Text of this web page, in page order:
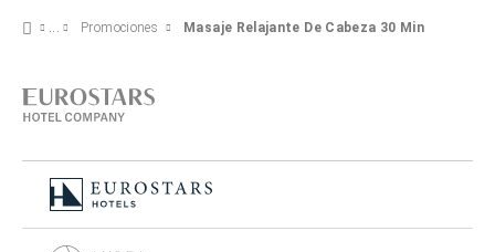
Promociones Masaje Relajante De Cabeza 30 Min